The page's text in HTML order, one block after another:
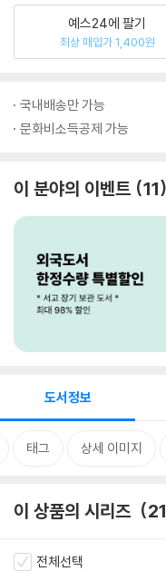
예스24에 팔기
최상 매입가 1,400원
국내배송만 가능
문화비소득공제 가능
이 분야의 이벤트 11
도서정보
태그 상세 이미지
이 상품의 시리즈 21
전체선택